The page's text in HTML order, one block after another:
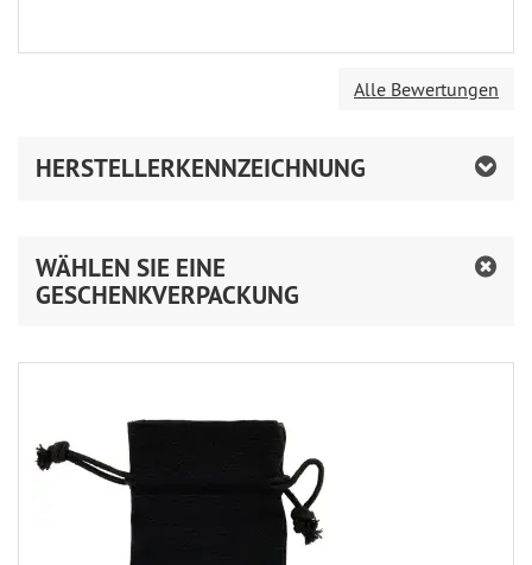
Alle Bewertungen
HERSTELLERKENNZEICHNUNG
WÄHLEN SIE EINE
GESCHENKVERPACKUNG